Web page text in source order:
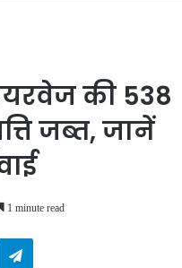
की 538
जब्त, जानें
1 minute read
Telegram